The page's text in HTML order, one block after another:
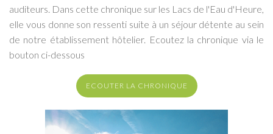
auditeurs. Dans cette chronique sur les Lacs de l'Eau d'Heure,
elle vous donne son ressenti suite à un séjour détente au sein
de notre établissement hôtelier. Ecoutez la chronique via le
bouton ci-dessous
ECOUTER LA CHRONIQUE